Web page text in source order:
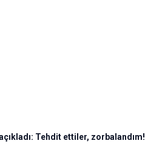
Tehdit ettiler, zorbalandım!